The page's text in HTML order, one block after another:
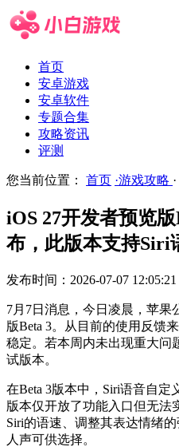
首页
安卓游戏
安卓软件
专题合集
攻略资讯
评测
您当前位置： 首页 ·游戏攻略
iOS 27开发者预览
布，此版本支持Siri
发布时间：2026-07-07 12:05:21
7月7日消息，今日凌晨，苹果
版Beta 3。从目前的使用反馈
稳定。若本周内未出现重大问
试版本。
在Beta 3版本中，Siri语音自
版本仅开放了功能入口但无法
Siri的语速、调整其表达情绪
人声可供选择。